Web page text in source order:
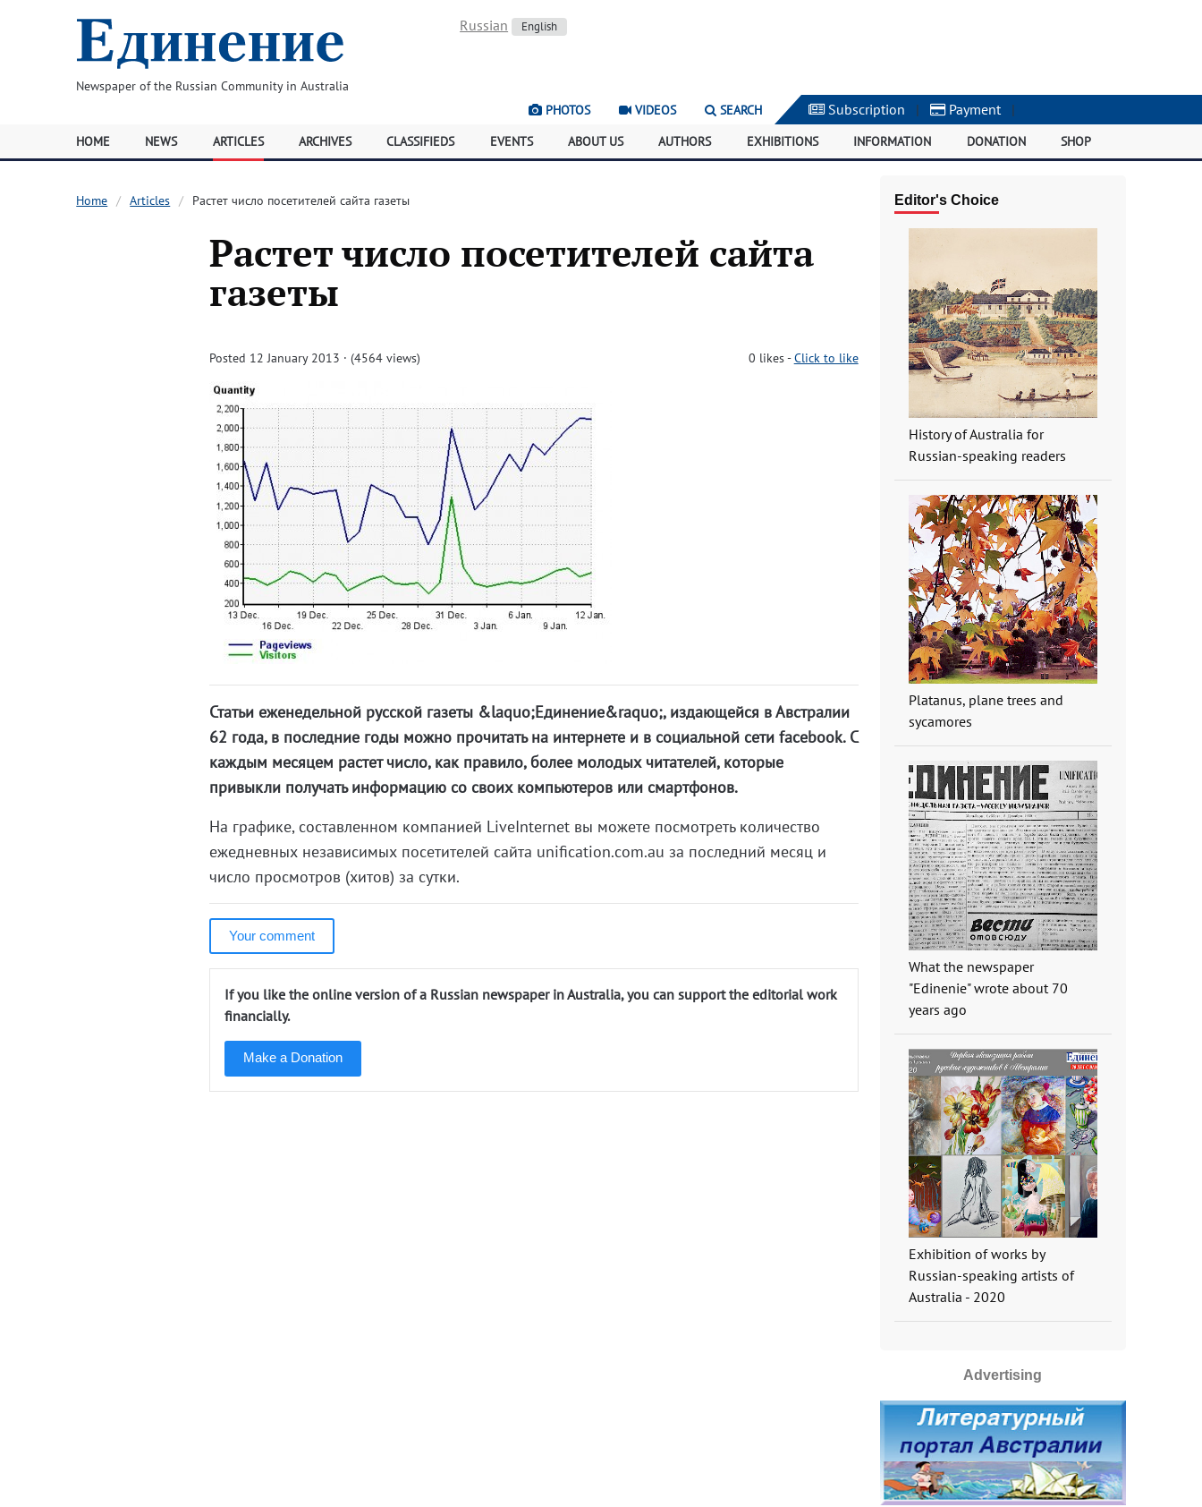
Newspaper of the Russian Community in Australia
Russian English
PHOTOS VIDEOS SEARCH Subscription | Payment |
HOME NEWS ARTICLES ARCHIVES CLASSIFIEDS EVENTS ABOUT US AUTHORS EXHIBITIONS INFORMATION DONATION SHOP
Home Articles Растет число посетителей сайта газеты
Растет число посетителей сайта
газеты
Posted 12 January 2013 · (4564 views) 0 likes-Click to like
Статьи еженедельной русской газеты &laquo;Единение&raquo;, издающейся в Австралии
62 года, в последние годы можно прочитать на интернете и в социальной сети facebook. С
каждым месяцем растет число, как правило, более молодых читателей, которые
привыкли получать информацию со своих компьютеров или смартфонов.
На графике, составленном компанией LiveInternet вы можете посмотреть количество
ежедневных независимых посетителей сайта unification.com.au за последний месяц и
число просмотров (хитов) за сутки.
Your comment
If you like the online version of a Russian newspaper in Australia, you can support the editorial work
financially.
Make a Donation
Editor's Choice
History of Australia for
Russian-speaking readers
Platanus, plane trees and
sycamores
What the newspaper
"Edinenie" wrote about 70
years ago
Exhibition of works by
Russian-speaking artists of
Australia - 2020
Advertising